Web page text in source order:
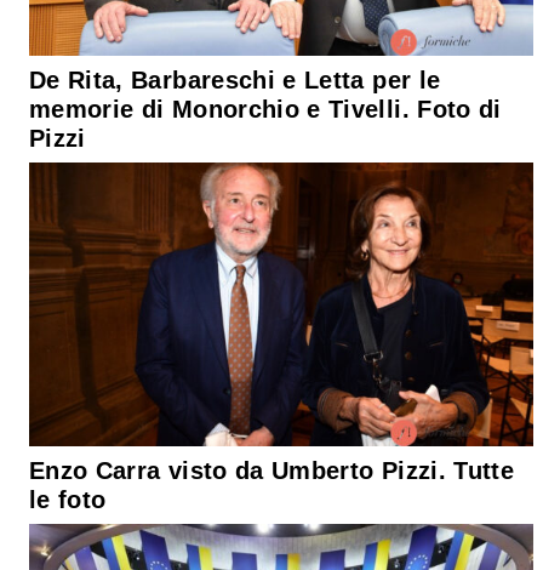
De Rita, Barbareschi e Letta per le
memorie di Monorchio e Tivelli. Foto di
Pizzi
Enzo Carra visto da Umberto Pizzi. Tutte
le foto